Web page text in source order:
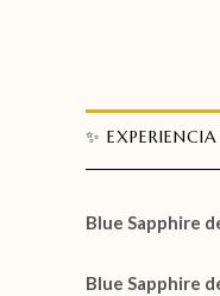
✨
Blue Sapphire
Blue Sapphire